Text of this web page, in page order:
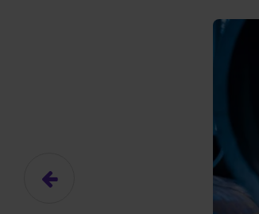
Hier gibt
Das hier ist
Ja,
Ich bin damit
an